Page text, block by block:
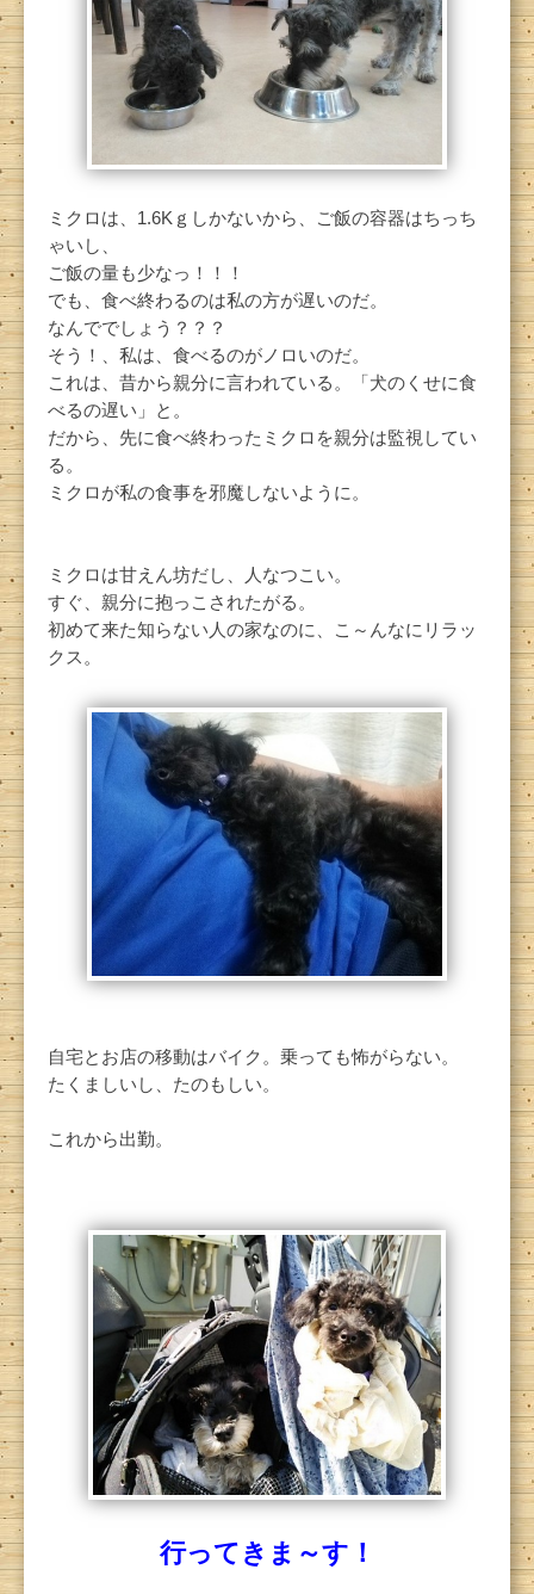
ミクロは、1.6Kｇしかないから、ご飯の容器はちっち
ゃいし、
ご飯の量も少なっ！！！
でも、食べ終わるのは私の方が遅いのだ。
なんででしょう？？？
そう！、私は、食べるのがノロいのだ。
これは、昔から親分に言われている。「犬のくせに食
べるの遅い」と。
だから、先に食べ終わったミクロを親分は監視してい
る。
ミクロが私の食事を邪魔しないように。
ミクロは甘えん坊だし、人なつこい。
すぐ、親分に抱っこされたがる。
初めて来た知らない人の家なのに、こ～んなにリラッ
クス。
自宅とお店の移動はバイク。乗っても怖がらない。
たくましいし、たのもしい。
これから出勤。
行ってきま～す！